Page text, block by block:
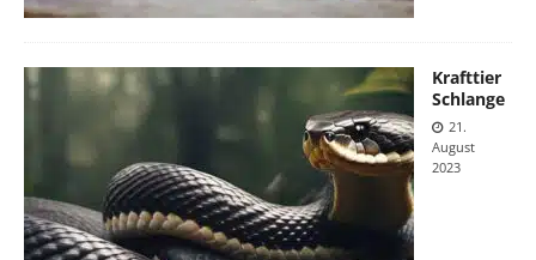
Krafttier
Schlange
21.
August
2023